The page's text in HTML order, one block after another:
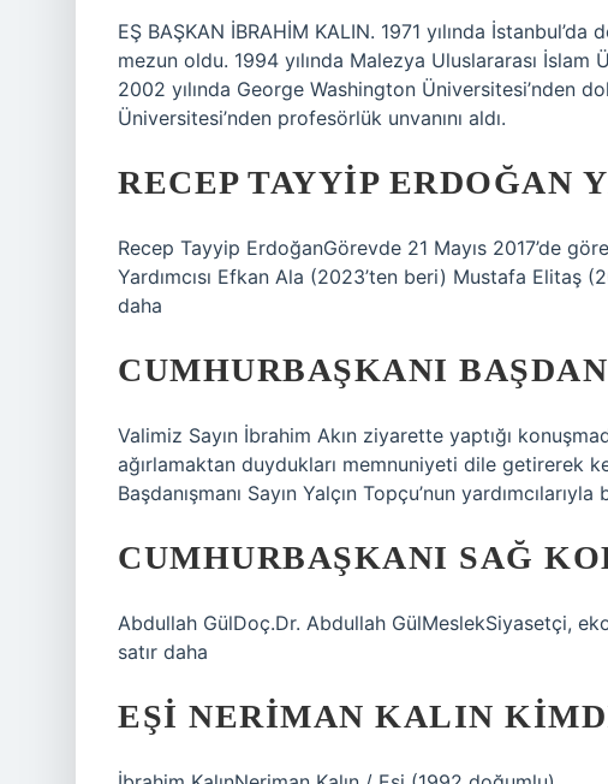
EŞ BAŞKAN İBRAHİM KALIN. 1971 yılında
mezun oldu. 1994 yılında Malezya Uluslararası İslam
2002 yılında George Washington Üniversitesi’nden
Üniversitesi’nden profesörlük unvanını aldı.
RECEP TAYYIP ERDOĞAN
Recep Tayyip ErdoğanGörevde 21 Mayıs 2017’de
Yardımcısı Efkan Ala (2023’ten beri) Mustafa Elitaş
daha
CUMHURBAŞKANI
Valimiz Sayın İbrahim Akın ziyarette yaptığı
ağırlamaktan duydukları memnuniyeti dile getirerek
Başdanışmanı Sayın Yalçın Topçu’nun
CUMHURBAŞKANI SAĞ
Abdullah GülDoç.Dr. Abdullah GülMeslekSiyasetçi,
satır daha
EŞI NERIMAN KALIN